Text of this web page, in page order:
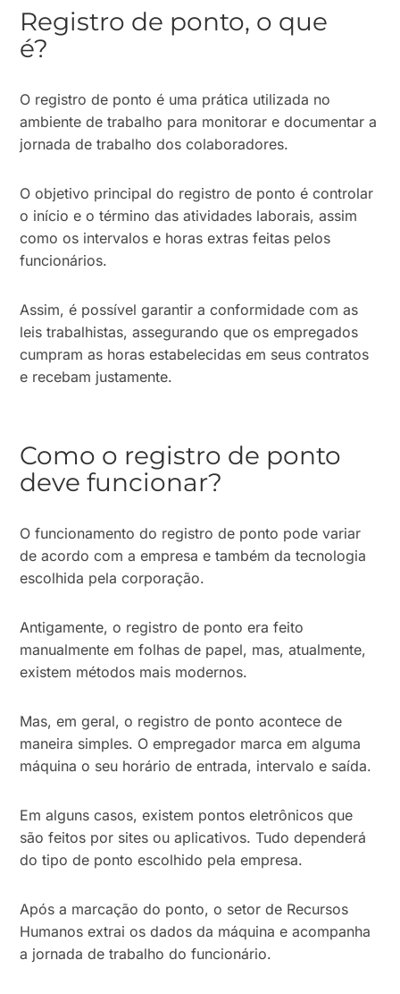
Registro de ponto, o que
é?
O registro de ponto é uma prática utilizada no
ambiente de trabalho para monitorar e documentar a
jornada de trabalho dos colaboradores.
O objetivo principal do registro de ponto é controlar
o início e o término das atividades laborais, assim
como os intervalos e horas extras feitas pelos
funcionários.
Assim, é possível garantir a conformidade com as
leis trabalhistas, assegurando que os empregados
cumpram as horas estabelecidas em seus contratos
e recebam justamente.
Como o registro de ponto
deve funcionar?
O funcionamento do registro de ponto pode variar
de acordo com a empresa e também da tecnologia
escolhida pela corporação.
Antigamente, o registro de ponto era feito
manualmente em folhas de papel, mas, atualmente,
existem métodos mais modernos.
Mas, em geral, o registro de ponto acontece de
maneira simples. O empregador marca em alguma
máquina o seu horário de entrada, intervalo e saída.
Em alguns casos, existem pontos eletrônicos que
são feitos por sites ou aplicativos. Tudo dependerá
do tipo de ponto escolhido pela empresa.
Após a marcação do ponto, o setor de Recursos
Humanos extrai os dados da máquina e acompanha
a jornada de trabalho do funcionário.